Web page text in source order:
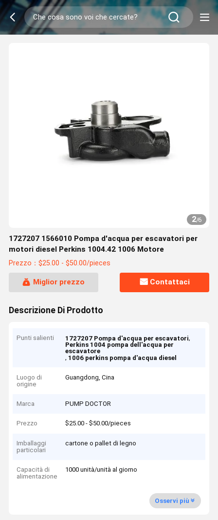
2/6
1727207 1566010 Pompa d'acqua per escavatori per
motori diesel Perkins 1004.42 1006 Motore
Prezzo：$25.00 - $50.00/pieces
Miglior prezzo Contattaci
Descrizione Di Prodotto
Punti salienti 1727207 Pompa d'acqua per escavatori,
Perkins 1004 pompa dell'acqua per
escavatore
, 1006 perkins pompa d'acqua diesel
Luogo di
origine
Guangdong, Cina
Marca PUMP DOCTOR
Prezzo $25.00 - $50.00/pieces
Imballaggi
particolari
cartone o pallet di legno
Capacità di
alimentazione
1000 unità/unità al giorno
Osservi più